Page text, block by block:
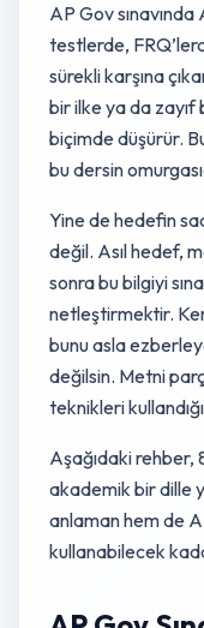
AP Gov
testlerde,
sürekli karşına
bir ilke ya da zayıf
biçimde düşürür.
bu dersin
Yine de hedefin
değil. Asıl hedef,
sonra bu bilgiyi
netleştirmektir.
bunu asla
değilsin. Metni
teknikleri
Aşağıdaki rehber,
akademik bir dille
anlaman hem de
kullanabilecek